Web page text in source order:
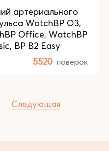
артериального
WatchBP O3,
Office, WatchBP
BP B2 Easy
5520 поверок
Следующая